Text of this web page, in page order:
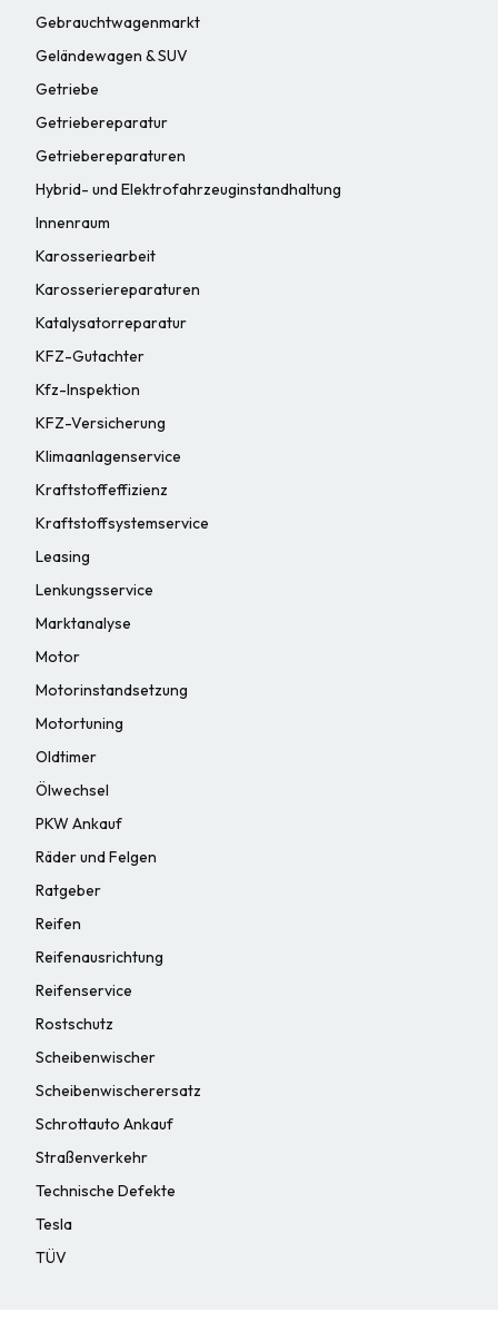
Gebrauchtwagenmarkt
Geländewagen & SUV
Getriebe
Getriebereparatur
Getriebereparaturen
Hybrid- und Elektrofahrzeuginstandhaltung
Innenraum
Karosseriearbeit
Karosseriereparaturen
Katalysatorreparatur
KFZ-Gutachter
Kfz-Inspektion
KFZ-Versicherung
Klimaanlagenservice
Kraftstoffeffizienz
Kraftstoffsystemservice
Leasing
Lenkungsservice
Marktanalyse
Motor
Motorinstandsetzung
Motortuning
Oldtimer
Ölwechsel
PKW Ankauf
Räder und Felgen
Ratgeber
Reifen
Reifenausrichtung
Reifenservice
Rostschutz
Scheibenwischer
Scheibenwischerersatz
Schrottauto Ankauf
Straßenverkehr
Technische Defekte
Tesla
TÜV